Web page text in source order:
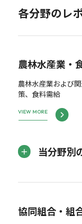
各分野のレ
農林水産業・
農林水産業および
策、食料需給
VIEW MORE
当分野別
協同組合・組